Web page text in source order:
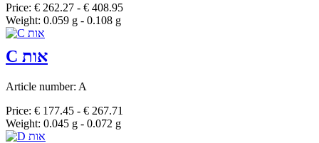
Price: € 262.27 - € 408.95
Weight: 0.059 g - 0.108 g
C אות
Article number: A
Price: € 177.45 - € 267.71
Weight: 0.045 g - 0.072 g